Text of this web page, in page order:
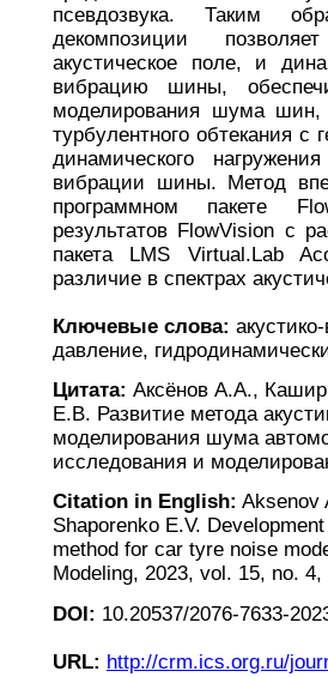
псевдозвука. Таким
декомпозиции
акустическое поле, и
вибрацию шины,
моделирования шума шин,
турбулентного обтекания с
динамического
вибрации шины. Метод
программном пакете
результатов FlowVision с
пакета LMS Virtual.Lab
различие в спектрах
Ключевые слова:
давление,
Цитата: Аксёнов А.А.,
Е.В. Развитие метода
моделирования шума
исследования и
Citation in English: Aksenov
Shaporenko E.V.
method for car tyre noise
Modeling, 2023, vol. 15, no. 4,
DOI: 10.20537/2076-7633-
URL: http://crm.ics.org.ru/